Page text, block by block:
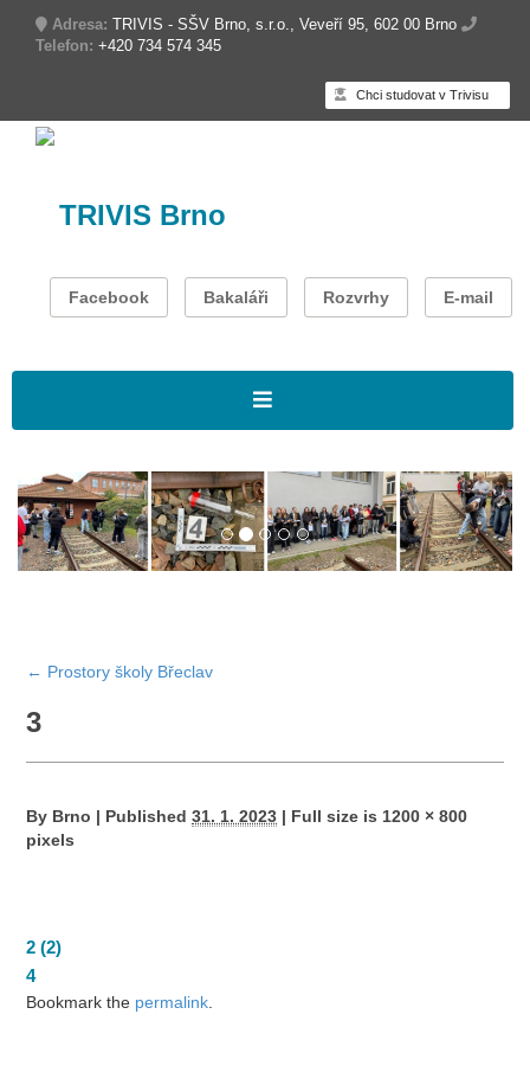
Adresa: TRIVIS - SŠV Brno, s.r.o., Veveří 95, 602 00 Brno
Telefon: +420 734 574 345
Chci studovat v Trivisu
TRIVIS Brno
Facebook Bakaláři Rozvrhy E-mail
← Prostory školy Břeclav
3
By Brno | Published 31. 1. 2023 | Full size is1200 × 800
pixels
2 (2)
4
Bookmark the permalink.